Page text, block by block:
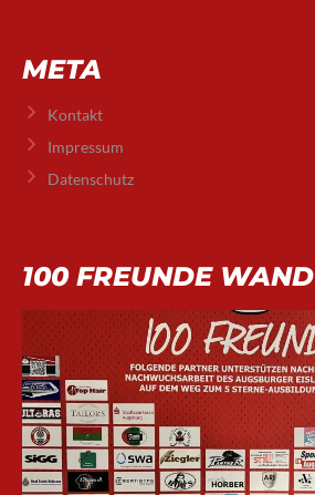
META
Kontakt
Impressum
Datenschutz
100 FREUNDE WAND